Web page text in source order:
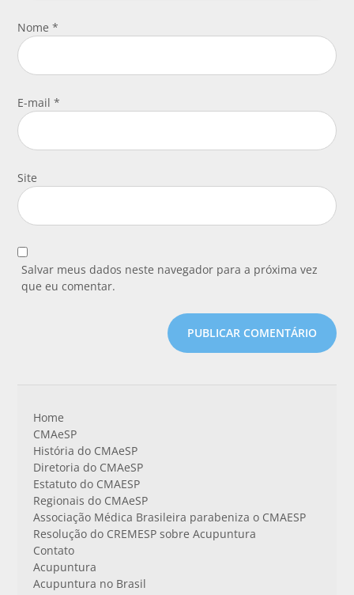
Nome*
E-mail*
Site
Salvar meus dados neste navegador para a próxima vez
que eu comentar.
Home
CMAeSP
História do CMAeSP
Diretoria do CMAeSP
Estatuto do CMAESP
Regionais do CMAeSP
Associação Médica Brasileira parabeniza o CMAESP
Resolução do CREMESP sobre Acupuntura
Contato
Acupuntura
Acupuntura no Brasil